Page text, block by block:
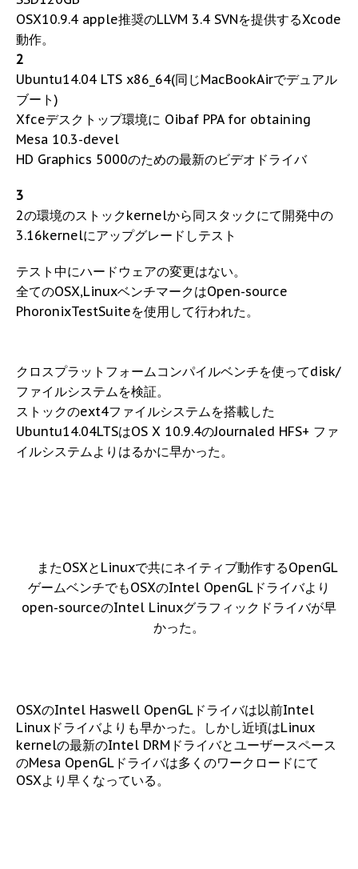
OSX10.9.4 apple推奨のLLVM 3.4 SVNを提供するXcode
動作。
2
Ubuntu14.04 LTS x86_64(同じMacBookAirでデュアル
ブート)
Xfceデスクトップ環境に Oibaf PPA for obtaining
Mesa 10.3-devel
HD Graphics 5000のための最新のビデオドライバ
3
2の環境のストックkernelから同スタックにて開発中の
3.16kernelにアップグレードしテスト
テスト中にハードウェアの変更はない。
全てのOSX,LinuxベンチマークはOpen-source
PhoronixTestSuiteを使用して行われた。
クロスプラットフォームコンパイルベンチを使ってdisk/
ファイルシステムを検証。
ストックのext4ファイルシステムを搭載した
Ubuntu14.04LTSはOS X 10.9.4のJournaled HFS+ ファ
イルシステムよりはるかに早かった。
またOSXとLinuxで共にネイティブ動作するOpenGL
ゲームベンチでもOSXのIntel OpenGLドライバより
open-sourceのIntel Linuxグラフィックドライバが早
かった。
OSXのIntel Haswell OpenGLドライバは以前Intel
Linuxドライバよりも早かった。しかし近頃はLinux
kernelの最新のIntel DRMドライバとユーザースペース
のMesa OpenGLドライバは多くのワークロードにて
OSXより早くなっている。